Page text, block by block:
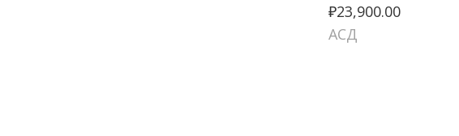
₽23,900.00
АСД